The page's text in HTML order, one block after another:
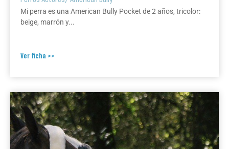
Mi perra es una American Bully Pocket de 2 años, tricolor:
beige, marrón y...
Ver ficha >>